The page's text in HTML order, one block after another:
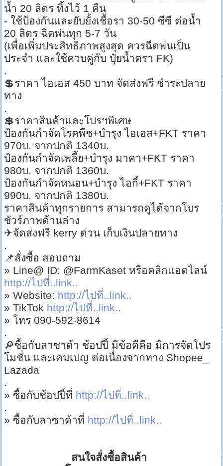
น้ำ 20 ลิตร ทิ้งไว้ 1 คืน
- ใช้ป้องกันและยับยั้งเชื้อรา 30-50 ซีซี ต่อน้ำ
20 ลิตร ฉีดพ่นทุก 5-7 วัน
(เพื่อเพิ่มประสิทธิภาพสูงสุด ควรฉีดพ่นเป็น
ประจำ และใช้ควบคู่กับ ปุ๋ยน้ำตรา FK)
.
💲ราคา ไอเอส 450 บาท จัดส่งฟรี ชำระปลาย
ทาง
.
💲ราคาสินค้าและโปรฯพิเศษ
ป้องกันกำจัดโรคพืช+บำรุง ไอเอส+FKT ราคา
970บ. จากปกติ 1340บ.
ป้องกันกำจัดเพลี้ย+บำรุง มาคา+FKT ราคา
980บ. จากปกติ 1360บ.
ป้องกันกำจัดหนอน+บำรุง ไอกี้+FKT ราคา
990บ. จากปกติ 1380บ.
ราคาสินค้าทุกรายการ สามารถดูได้จากโบร
ชัวร์ภาพด้านล่าง
✈จัดส่งฟรี kerry ด่วน เก็บเงินปลายทาง
.
📌สั่งซื้อ สอบถาม
» Line@ ID: @FarmKaset หรือคลิกแอดไลน์
http://ไปที่..link..
» Website: http://ไปที่..link..
» TikTok http://ไปที่..link..
» โทร 090-592-8614
.
🔎ซื้อกับลาซาด้า ช้อปปี้ มีข้อดีคือ มีการจัดโปร
โมชั่น และเคมเปญ ต่อเนื่องจากทาง Shopee_
Lazada
.
» ซื้อกับช้อปปี้ที่ http://ไปที่..link..
.
» ซื้อกับลาซาด้าที่ http://ไปที่..link..
สนใจสั่งซื้อสินค้า